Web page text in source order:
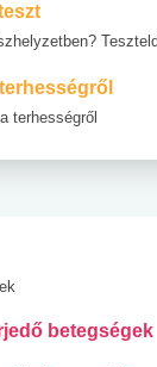
terhességről
betegségek